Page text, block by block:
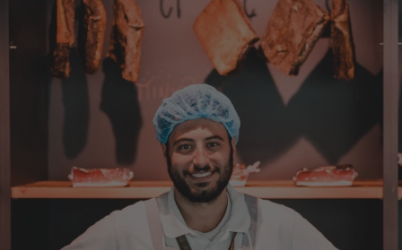
Michael
Verifizierter Kunde
Super Ware gerne wieder
9.8.2026
Verifizierter Kunde
fantastische Ware + schneller Versand!!!
9.8.2026